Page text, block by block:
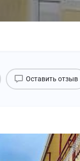
Оставить отзыв